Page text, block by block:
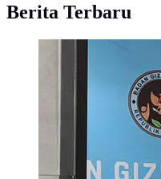
Berita Terbaru